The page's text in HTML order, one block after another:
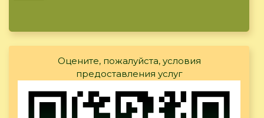
Оцените, пожалуйста, условия
предоставления услуг